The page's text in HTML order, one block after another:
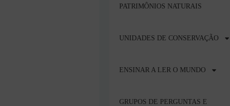
PATRIMÔNIOS NATURAIS
UNIDADES DE CONSERVAÇÃO
ENSINAR A LER O MUNDO
GRUPOS DE PERGUNTAS E